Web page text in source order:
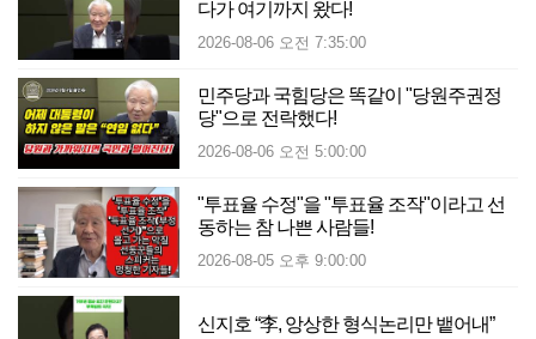
다가 여기까지 왔다!
2026-08-06 오전 7:35:00
민주당과 국힘당은 똑같이 "당원주권정
당"으로 전락했다!
2026-08-06 오전 5:00:00
"투표율 수정"을 "투표율 조작"이라고 선
동하는 참 나쁜 사람들!
2026-08-05 오후 9:00:00
신지호 “李, 앙상한 형식논리만 뱉어내”